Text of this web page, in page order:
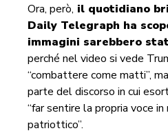
Ora, però, il quotidiano
Daily Telegraph ha
immagini sarebbero
perché nel video si vede
“combattere come matti”,
parte del discorso in cui
“far sentire la propria voce
patriottico”.